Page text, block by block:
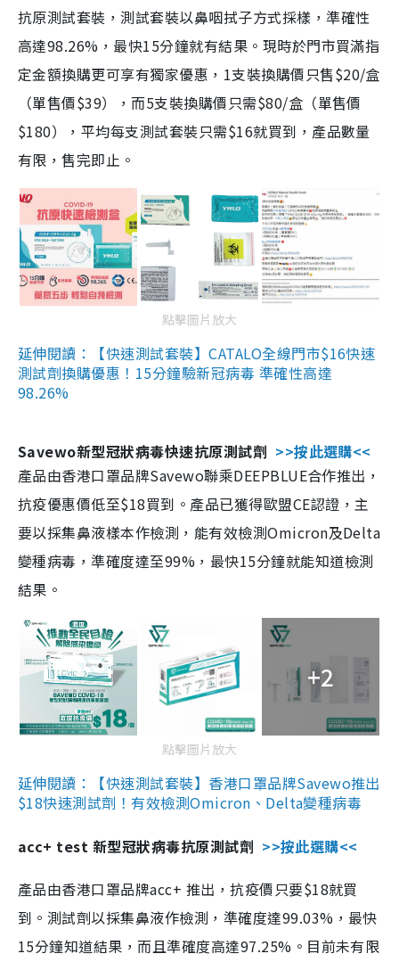
抗原測試套裝，測試套裝以鼻咽拭子方式採樣，準確性
高達98.26%，最快15分鐘就有結果。現時於門市買滿指
定金額換購更可享有獨家優惠，1支裝換購價只售$20/盒
（單售價$39），而5支裝換購價只需$80/盒（單售價
$180），平均每支測試套裝只需$16就買到，產品數量
有限，售完即止。
點擊圖片放大
延伸閱讀：【快速測試套裝】CATALO全線門市$16快速
測試劑換購優惠！15分鐘驗新冠病毒 準確性高達
98.26%
Savewo新型冠狀病毒快速抗原測試劑 >>按此選購<<
產品由香港口罩品牌Savewo聯乘DEEPBLUE合作推出，
抗疫優惠價低至$18買到。產品已獲得歐盟CE認證，主
要以採集鼻液樣本作檢測，能有效檢測Omicron及Delta
變種病毒，準確度達至99%，最快15分鐘就能知道檢測
結果。
+2
點擊圖片放大
延伸閱讀：【快速測試套裝】香港口罩品牌Savewo推出
$18快速測試劑！有效檢測Omicron、Delta變種病毒
acc+ test 新型冠狀病毒抗原測試劑 >>按此選購<<
產品由香港口罩品牌acc+ 推出，抗疫價只要$18就買
到。測試劑以採集鼻液作檢測，準確度達99.03%，最快
15分鐘知道結果，而且準確度高達97.25%。目前未有限